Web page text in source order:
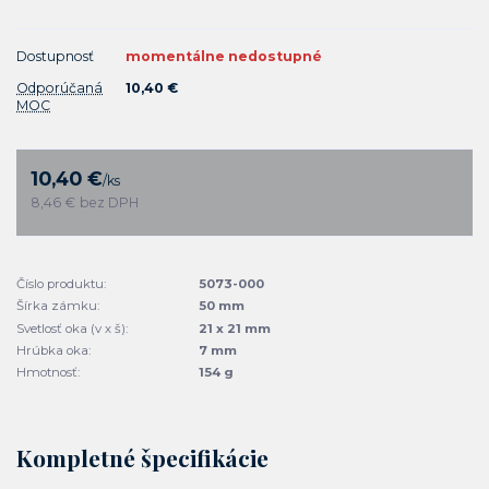
Dostupnosť
momentálne nedostupné
Odporúčaná
MOC
10,40 €
10,40 €/ks
8,46 € bez DPH
Číslo produktu:
5073-000
Šírka zámku:
50 mm
Svetlosť oka (v x š):
21 x 21 mm
Hrúbka oka:
7 mm
Hmotnosť:
154 g
Kompletné špecifikácie